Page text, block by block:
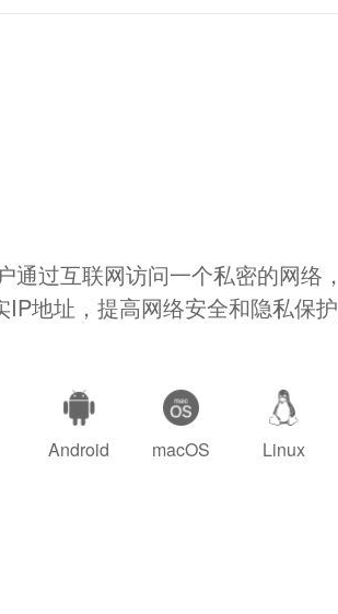
通过互联网访问一个私密的网络
地址，提高网络安全和隐私保护
Android macOS Linux